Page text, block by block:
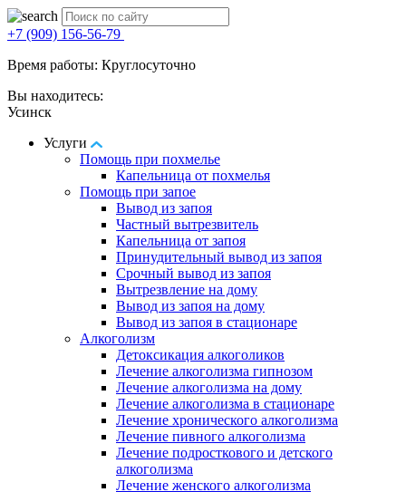
+7 (909) 156-56-79
Время работы: Круглосуточно
Вы находитесь:
Усинск
Услуги
Помощь при похмелье
Капельница от похмелья
Помощь при запое
Вывод из запоя
Частный вытрезвитель
Капельница от запоя
Принудительный вывод из запоя
Срочный вывод из запоя
Вытрезвление на дому
Вывод из запоя на дому
Вывод из запоя в стационаре
Алкоголизм
Детоксикация алкоголиков
Лечение алкоголизма гипнозом
Лечение алкоголизма на дому
Лечение алкоголизма в стационаре
Лечение хронического алкоголизма
Лечение пивного алкоголизма
Лечение подросткового и детского
алкоголизма
Лечение женского алкоголизма